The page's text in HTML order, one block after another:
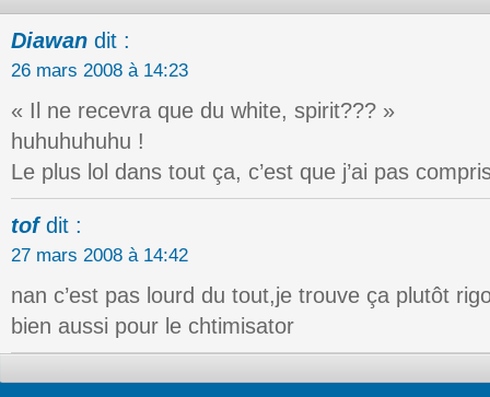
Diawan dit :
26 mars 2008 à 14:23
« Il ne recevra que du white, spirit??? »
huhuhuhuhu !
Le plus lol dans tout ça, c’est que j’ai pas
tof dit :
27 mars 2008 à 14:42
nan c’est pas lourd du tout,je trouve ça plutôt
bien aussi pour le chtimisator